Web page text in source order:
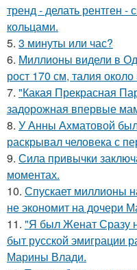
тренд - делать рентген
кольцами.
5. 3 минуты или час?
6. Миллионы видели в
рост 170 см, талия
7. "Какая Прекрасная
задорожная впервые
8. У Анны Ахматовой был
раскрывал человека с
9. Сила привычки
моментах.
10. Спускает миллионы
не экономит на дочери
11. "Я был Женат Сразу
быт русской эмиграции
Марины Влади.